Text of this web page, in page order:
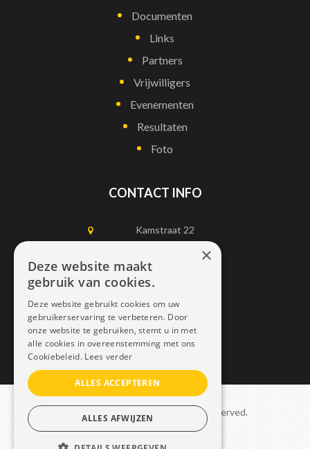
Documenten
Links
Partners
Vrijwilligers
Evenementen
Resultaten
Foto
CONTACT INFO
Kamstraat 22
1750 Lennik
0497452898
info@dais.be
Copyright © 2021 Dais. All rights reserved.
Sitemap–GDPR
×
Deze website maakt
gebruik van cookies.
Deze website gebruikt cookies om uw
gebruikerservaring te verbeteren. Door
onze website te gebruiken, stemt u in met
alle cookies in overeenstemming met ons
Cookiebeleid. Lees verder
ALLES ACCEPTEREN
ALLES AFWIJZEN